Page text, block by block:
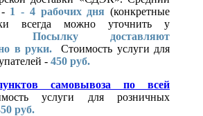
1 - 4 рабочих дня (конкретные
всегда можно уточнить у
Посылку доставляют
в руки.
Стоимость услуги для
- 450 руб.
самовывоза по всей
услуги для розничных
руб.